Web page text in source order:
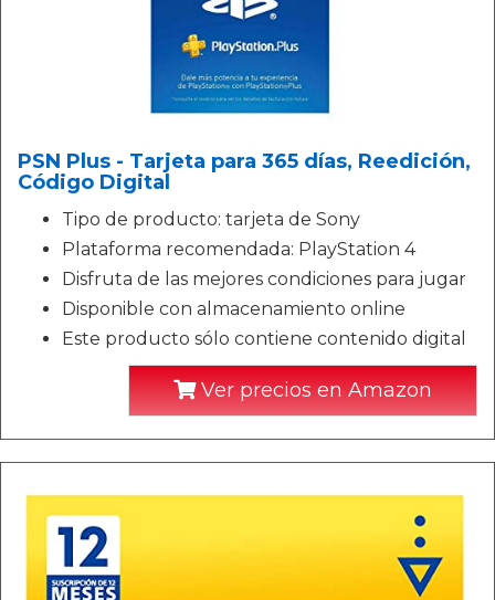
PSN Plus - Tarjeta para 365 días, Reedición,
Código Digital
Tipo de producto: tarjeta de Sony
Plataforma recomendada: PlayStation 4
Disfruta de las mejores condiciones para jugar
Disponible con almacenamiento online
Este producto sólo contiene contenido digital
Ver precios en Amazon